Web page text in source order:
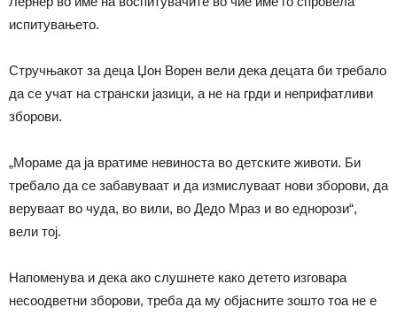
испитувањето.
Стручњакот за деца Џон Ворен вели дека децата би требало
да се учат на странски јазици, а не на грди и неприфатливи
зборови.
„Мораме да ја вратиме невиноста во детските животи. Би
требало да се забавуваат и да измислуваат нови зборови, да
веруваат во чуда, во вили, во Дедо Мраз и во еднорози“,
вели тој.
Напоменува и дека ако слушнете како детето изговара
несоодветни зборови, треба да му објасните зошто тоа не е